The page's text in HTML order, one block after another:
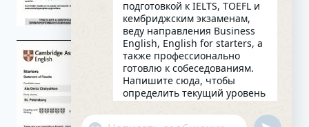
подготовкой к IELTS, TOEFL и
кембриджским экзаменам,
веду направления Business
English, English for starters, а
также профессионально
готовлю к собеседованиям.
Напишите сюда, чтобы
определить текущий уровень
английского и составить
индивидуальный план